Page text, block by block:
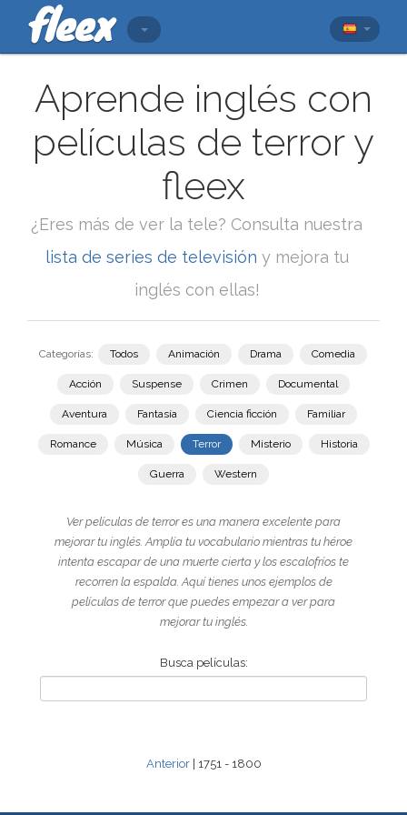
Aprende inglés con
películas de terror y
fleex
¿Eres más de ver la tele? Consulta nuestra
lista de series de televisión y mejora tu
inglés con ellas!
Categorías: Todos Animación Drama Comedia
Acción Suspense Crimen Documental
Aventura Fantasía Ciencia ficción Familiar
Romance Música Terror Misterio Historia
Guerra Western
Ver películas de terror es una manera excelente para
mejorar tu inglés. Amplía tu vocabulario mientras tu héroe
intenta escapar de una muerte cierta y los escalofríos te
recorren la espalda. Aquí tienes unos ejemplos de
películas de terror que puedes empezar a ver para
mejorar tu inglés.
Busca películas:
Anterior| 1751 - 1800